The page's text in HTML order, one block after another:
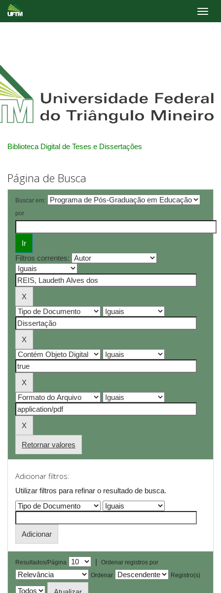
Biblioteca Digital de Teses e Dissertações
Página de Busca
Buscar em:
por
Filtros correntes:
Retornar valores
Adicionar filtros:
Utilizar filtros para refinar o resultado de busca.
Resultados/Página |
Ordenar registros por
Ordenar
Registro(s)